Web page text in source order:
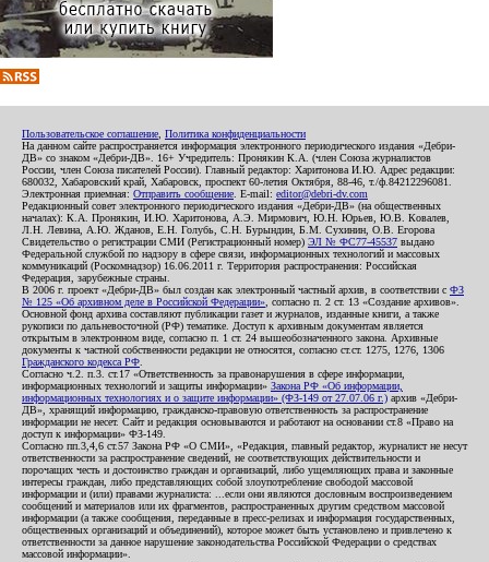
Пользовательское соглашение Политика конфиденциальности
На данном сайте распространяется информация электронного периодического издания «Дебри-
ДВ» со знаком «Дебри-ДВ». 16+ Учредитель: Пронякин К.А. (член Союза журналистов
России, член Союза писателей России). Главный редактор: Харитонова И.Ю. Адрес редакции:
680032, Хабаровский край, Хабаровск, проспект 60-летия Октября, 88-46, т./ф.84212296081.
Электронная приемная: Отправить сообщение . E-mail: editor@debri-dv.com
Редакционный совет электронного периодического издания «Дебри-ДВ» (на общественных
началах): К.А. Пронякин, И.Ю. Харитонова, А.Э. Мирмович, Ю.Н. Юрьев, Ю.В. Ковалев,
Л.Н. Левина, А.Ю. Жданов, Е.Н. Голубь, С.Н. Бурындин, Б.М. Сухинин, О.В. Егорова
Свидетельство о регистрации СМИ (Регистрационный номер) ЭЛ № ФС77-45537 выдано
Федеральной службой по надзору в сфере связи, информационных технологий и массовых
коммуникаций (Роскомнадзор) 16.06.2011 г. Территория распространения: Российская
Федерация, зарубежные страны.
В 2006 г. проект «Дебри-ДВ» был создан как электронный частный архив, в соответствии с ФЗ
№ 125 «Об архивном деле в Российской Федерации» , согласно п. 2 ст. 13 «Создание архивов».
Основной фонд архива составляют публикации газет и журналов, изданные книги, а также
рукописи по дальневосточной (РФ) тематике. Доступ к архивным документам является
открытым в электронном виде, согласно п. 1 ст. 24 вышеобозначенного закона. Архивные
документы к частной собственности редакции не относятся, согласно ст.ст. 1275, 1276, 1306
Гражданского кодекса РФ
Согласно ч.2. п.3. ст.17 «Ответственность за правонарушения в сфере информации,
информационных технологий и защиты информации» Закона РФ «Об информации,
информационных технологиях и о защите информации» (ФЗ-149 от 27.07.06 г.) архив «Дебри-
ДВ», хранящий информацию, гражданско-правовую ответственность за распространение
информации не несет. Сайт и редакция основываются и работают на основании ст.8 «Право на
доступ к информации» ФЗ-149.
Согласно пп.3,4,6 ст.57 Закона РФ «О СМИ», «Редакция, главный редактор, журналист не несут
ответственности за распространение сведений, не соответствующих действительности и
порочащих честь и достоинство граждан и организаций, либо ущемляющих права и законные
интересы граждан, либо представляющих собой злоупотребление свободой массовой
информации и (или) правами журналиста: ...если они являются дословным воспроизведением
сообщений и материалов или их фрагментов, распространенных другим средством массовой
информации (а также сообщения, переданные в пресс-релизах и информация государственных,
общественных организаций и объединений), которое может быть установлено и привлечено к
ответственности за данное нарушение законодательства Российской Федерации о средствах
массовой информации».